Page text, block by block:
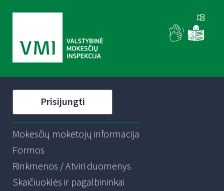
Prisijungti
Mokesčių mokėtojų informacija
Formos
Rinkmenos / Atviri duomenys
Skaičiuoklės ir pagalbininkai